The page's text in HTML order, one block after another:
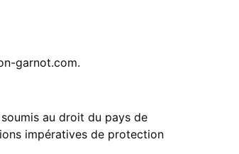
garnot.com.
au droit du pays de
impératives de protection